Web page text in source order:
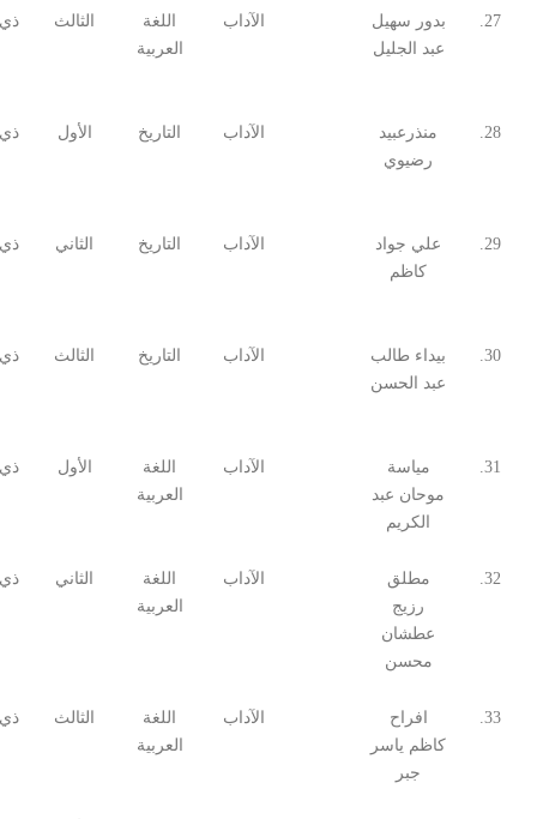
27.
بدور سهيل
عبد الجليل
الآداب
اللغة
العربية
الثالث
28.
منذرعبيد
رضيوي
الآداب التاريخ الأول
29.
علي جواد
كاظم
الآداب التاريخ الثاني
30.
بيداء طالب
عبد الحسن
الآداب التاريخ الثالث
31.
مياسة
موحان عبد
الكريم
الآداب
اللغة
العربية
الأول
32.
مطلق
رزيج
عطشان
محسن
الآداب
اللغة
العربية
الثاني
33.
افراح
كاظم ياسر
جبر
الآداب
اللغة
العربية
الثالث